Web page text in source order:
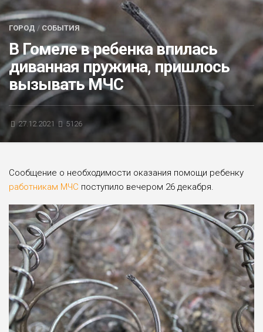
БЛИЦ-ОПРОС
АФИША
ГОРОД / СОБЫТИЯ
В Гомеле в ребенка впилась
диванная пружина, пришлось
вызывать МЧС
27.12.2021 5126
Сообщение о необходимости оказания помощи ребенку
работникам МЧС поступило вечером 26 декабря.